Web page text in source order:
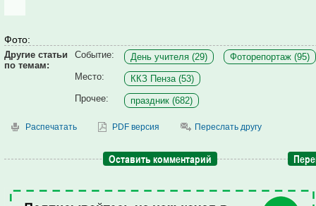
Фото:
Другие статьи
по темам:
Событие: День учителя (29)
Фоторепортаж (95)
Место:
ККЗ Пенза (53)
Прочее:
праздник (682)
Распечатать PDF версия Переслать другу
Оставить комментарий